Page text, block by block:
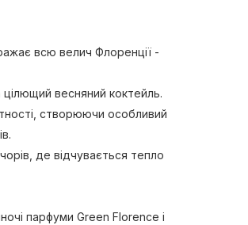
всю велич Флоренції -
весняний коктейль.
створюючи особливий
де відчувається тепло
парфуми Green Florence і